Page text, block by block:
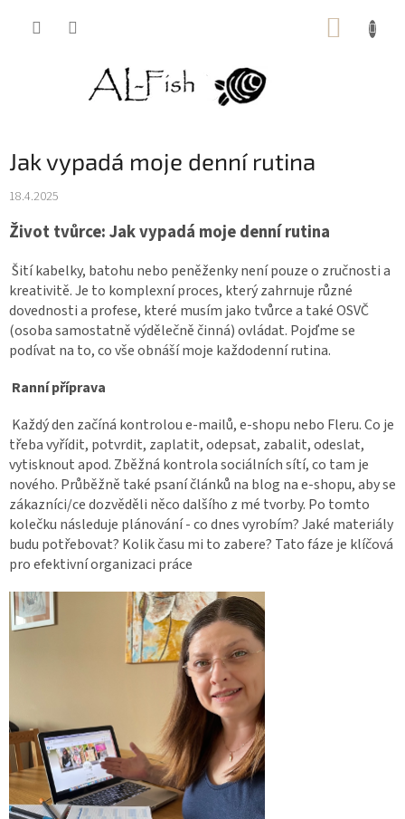
Jak vypadá moje denní rutina
18.4.2025
Život tvůrce: Jak vypadá moje denní rutina
Šití kabelky, batohu nebo peněženky není pouze o zručnosti a
kreativitě. Je to komplexní proces, který zahrnuje různé
dovednosti a profese, které musím jako tvůrce a také OSVČ
(osoba samostatně výdělečně činná) ovládat. Pojďme se
podívat na to, co vše obnáší moje každodenní rutina.
Ranní příprava
Každý den začíná kontrolou e-mailů, e-shopu nebo Fleru. Co je
třeba vyřídit, potvrdit, zaplatit, odepsat, zabalit, odeslat,
vytisknout apod. Zběžná kontrola sociálních sítí, co tam je
nového. Průběžně také psaní článků na blog na e-shopu, aby se
zákazníci/ce dozvěděli něco dalšího z mé tvorby. Po tomto
kolečku následuje plánování - co dnes vyrobím? Jaké materiály
budu potřebovat? Kolik času mi to zabere? Tato fáze je klíčová
pro efektivní organizaci práce